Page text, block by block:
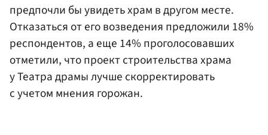
предпочли бы увидеть храм в другом месте.
Отказаться от его возведения предложили 18%
респондентов, а еще 14% проголосовавших
отметили, что проект строительства храма
у Театра драмы лучше скорректировать
с учетом мнения горожан.